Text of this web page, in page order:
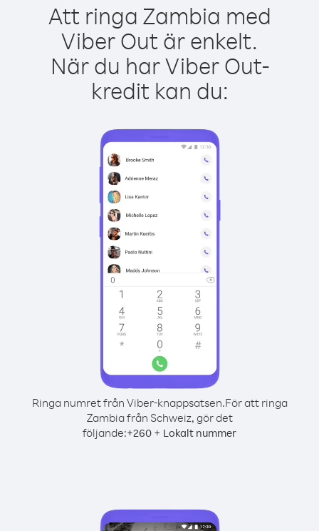
Att ringa Zambia med
Viber Out är enkelt.
När du har Viber Out-
kredit kan du:
Ringa numret från Viber-knappsatsen.För att ringa
Zambia från Schweiz, gör det
följande:+260 + Lokalt nummer